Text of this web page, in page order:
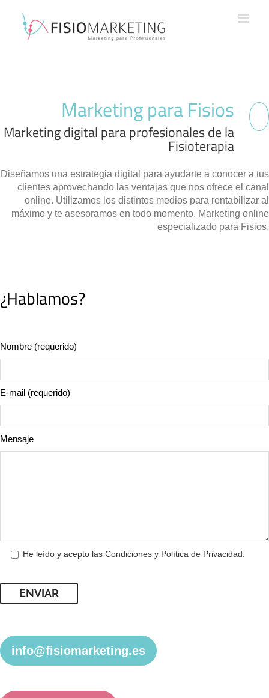
contenido
Marketing para Fisios
Marketing digital para profesionales de la
Fisioterapia
Diseñamos una estrategia digital para ayudarte a conocer a tus
clientes aprovechando las ventajas que nos ofrece el canal
online. Utilizamos los distintos medios para rentabilizar al
máximo y te asesoramos en todo momento. Marketing online
especializado para Fisios.
¿Hablamos?
Nombre (requerido)
E-mail (requerido)
Mensaje
He leído y acepto las Condiciones y Política de Privacidad.
info@fisiomarketing.es